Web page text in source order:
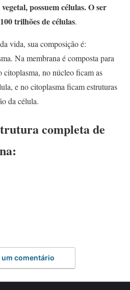
possuem células. O ser
trilhões de células.
vida, sua composição é:
Na membrana é composta para
citoplasma, no núcleo ficam as
e no citoplasma ficam estruturas
da célula.
completa de
um comentário